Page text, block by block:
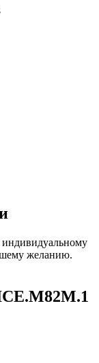
желанию.